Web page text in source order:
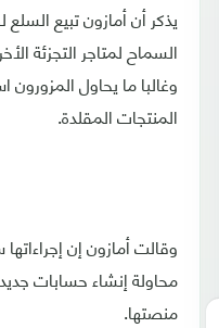
يذكر أن أمازون تبيع
السماح لمتاجر التجزئة
وغالبا ما يحاول
المنتجات المقلدة.
وقالت أمازون إن
محاولة إنشاء حسابات
منصتها.